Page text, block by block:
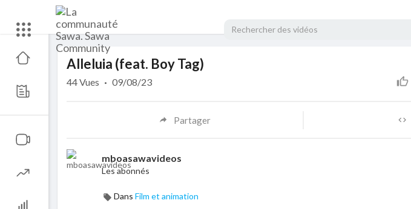
Code 150: Unknown error.
Download File: https://www.youtube.com/watch?v=O2e1LIWsOIw
Alleluia (feat. Boy Tag)
44Vues · 09/08/23
Partager
mboasawavideos
Les abonnés
Dans Film et animation